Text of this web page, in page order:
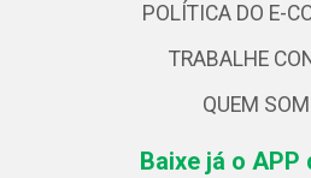
POLÍTICA DO E-
TRABALHE
QUEM
Baixe já o APP